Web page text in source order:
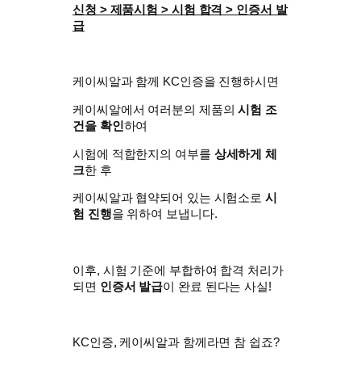
신청 > 제품시험 > 시험 합격 > 인증서 발
급
케이씨알과 함께 KC인증을 진행하시면
케이씨알에서 여러분의 제품의시험 조
건을 확인하여
시험에 적합한지의 여부를 상세하게 체
크한 후
케이씨알과 협약되어 있는 시험소로시
험 진행을 위하여 보냅니다.
이후, 시험 기준에 부합하여 합격 처리가
되면 인증서 발급이 완료 된다는 사실!
KC인증, 케이씨알과 함께라면 참 쉽죠?